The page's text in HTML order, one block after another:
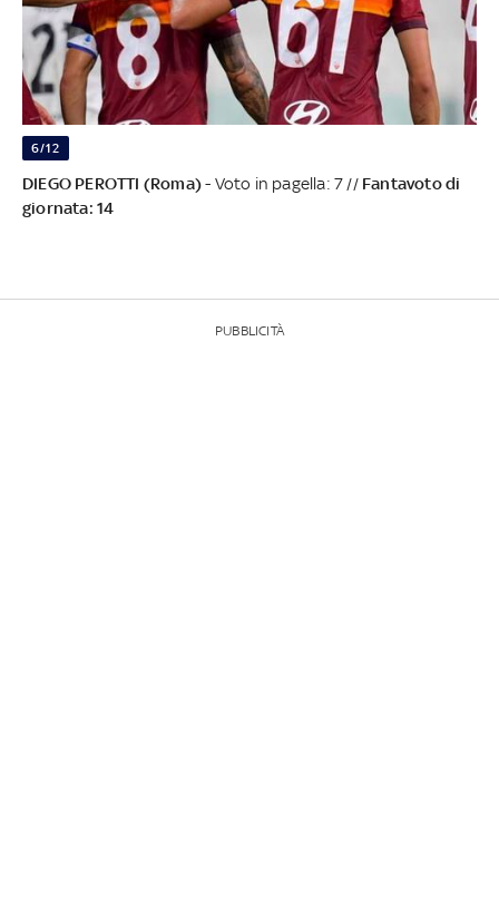
6/12
DIEGO PEROTTI (Roma)- Voto in pagella: 7 // Fantavoto di
giornata: 14
PUBBLICITÀ